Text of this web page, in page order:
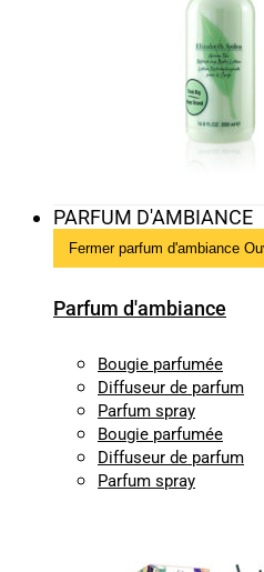
PARFUM D'AMBIANCE
Fermer parfum d'ambiance
Parfum d'ambiance
Bougie parfumée
Diffuseur de parfum
Parfum spray
Bougie parfumée
Diffuseur de parfum
Parfum spray